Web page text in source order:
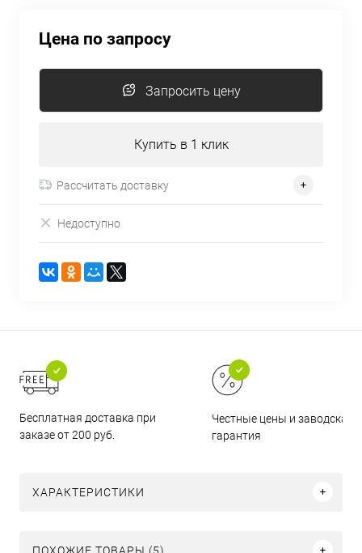
Цена по запросу
Запросить цену
Купить в 1 клик
Рассчитать доставку
Недоступно
Бесплатная доставка при
заказе от 200 руб.
Честные цены и заводская
гарантия
ХАРАКТЕРИСТИКИ
ПОХОЖИЕ ТОВАРЫ (5)